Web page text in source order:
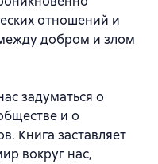
отношений и
добром и злом
задуматься о
и о
Книга заставляет
вокруг нас,